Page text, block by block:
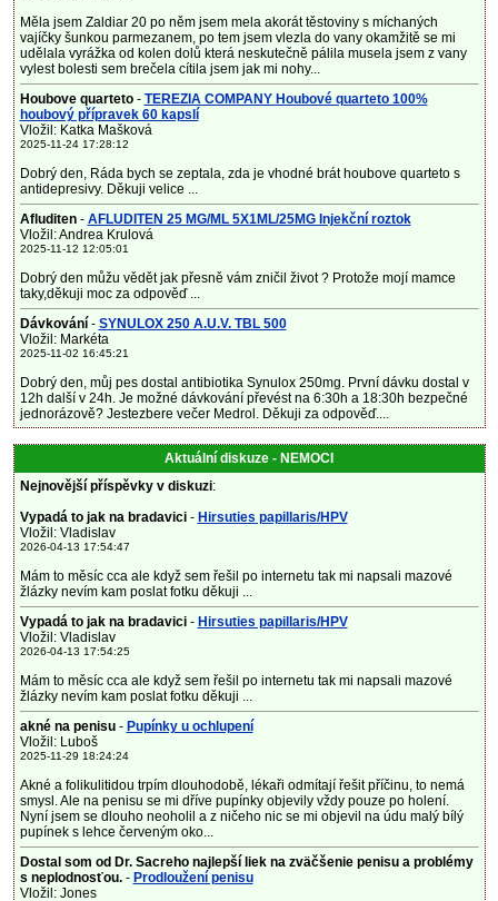
Měla jsem Zaldiar 20 po něm jsem mela akorát těstoviny s míchaných
vajíčky šunkou parmezanem, po tem jsem vlezla do vany okamžitě se mi
udělala vyrážka od kolen dolů která neskutečně pálila musela jsem z vany
vylest bolesti sem brečela cítila jsem jak mi nohy...
Houbove quarteto- TEREZIA COMPANY Houbové quarteto 100%
houbový přípravek 60 kapslí
Vložil: Katka Mašková
2025-11-24 17:28:12
Dobrý den, Ráda bych se zeptala, zda je vhodné brát houbove quarteto s
antidepresivy. Děkuji velice ...
Afluditen- AFLUDITEN 25 MG/ML 5X1ML/25MG Injekční roztok
Vložil: Andrea Krulová
2025-11-12 12:05:01
Dobrý den můžu vědět jak přesně vám zničil život ? Protože mojí mamce
taky,děkuji moc za odpověď ...
Dávkování - SYNULOX 250 A.U.V. TBL 500
Vložil: Markéta
2025-11-02 16:45:21
Dobrý den, můj pes dostal antibiotika Synulox 250mg. První dávku dostal v
12h další v 24h. Je možné dávkování převést na 6:30h a 18:30h bezpečné
jednorázově? Jestezbere večer Medrol. Děkuji za odpověď....
Aktuální diskuze - NEMOCI
Nejnovější příspěvky v diskuzi:
Vypadá to jak na bradavici - Hirsuties papillaris/HPV
Vložil: Vladislav
2026-04-13 17:54:47
Mám to měsíc cca ale když sem řešil po internetu tak mi napsali mazové
žlázky nevím kam poslat fotku děkuji ...
Vypadá to jak na bradavici - Hirsuties papillaris/HPV
Vložil: Vladislav
2026-04-13 17:54:25
Mám to měsíc cca ale když sem řešil po internetu tak mi napsali mazové
žlázky nevím kam poslat fotku děkuji ...
akné na penisu- Pupínky u ochlupení
Vložil: Luboš
2025-11-29 18:24:24
Akné a folikulitidou trpím dlouhodobě, lékaři odmítají řešit příčinu, to nemá
smysl. Ale na penisu se mi dříve pupínky objevily vždy pouze po holení.
Nyní jsem se dlouho neoholil a z ničeho nic se mi objevil na údu malý bílý
pupínek s lehce červeným oko...
Dostal som od Dr. Sacreho najlepší liek na zväčšenie penisu a problémy
s neplodnosťou.- Prodloužení penisu
Vložil: Jones